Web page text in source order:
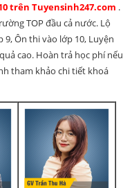
trên Tuyensinh247.com .
TOP đầu cả nước. Lộ
Ôn thi vào lớp 10, Luyện
cao. Hoàn trả học phí nếu
tham khảo chi tiết khoá